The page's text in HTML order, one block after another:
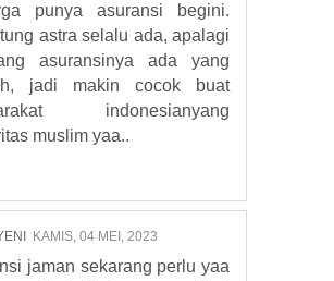
punya asuransi begini.
astra selalu ada, apalagi
asuransinya ada yang
jadi makin cocok buat
indonesianyang
muslim yaa..
KAMIS, 04 MEI, 2023
jaman sekarang perlu yaa